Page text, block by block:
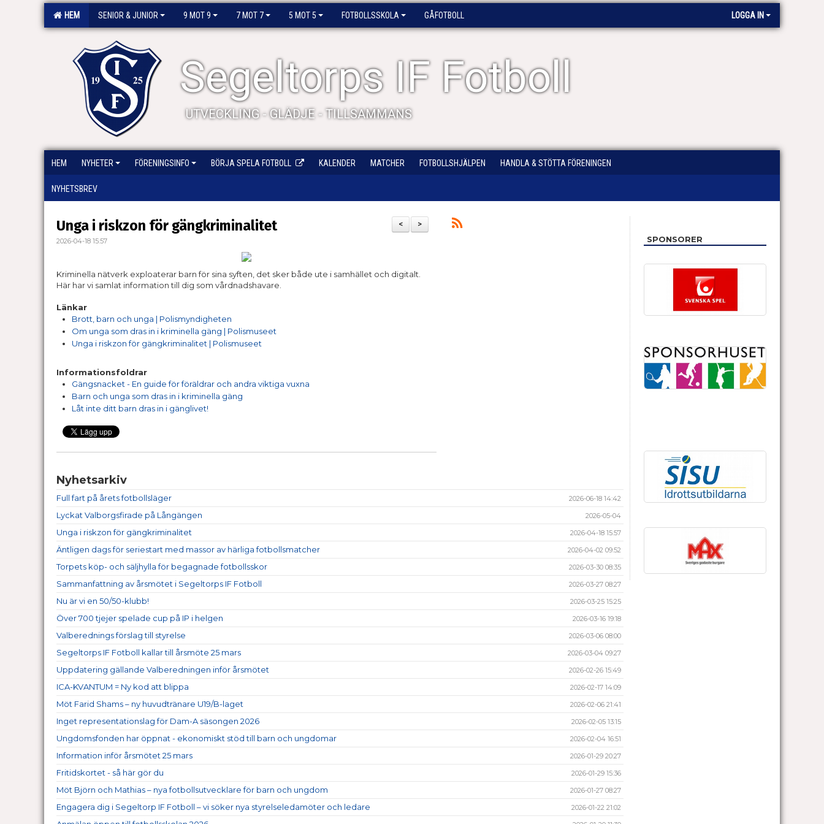
HEM SENIOR & JUNIOR 9 MOT 9 7 MOT 7 5 MOT 5 FOTBOLLSSKOLA GÅFOTBOLL LOGGA IN
Segeltorps IF Fotboll
UTVECKLING - GLÄDJE - TILLSAMMANS
HEM NYHETER FÖRENINGSINFO BÖRJA SPELA FOTBOLL KALENDER MATCHER FOTBOLLSHJÄLPEN HANDLA & STÖTTA FÖRENINGEN
NYHETSBREV
>
<
Unga i riskzon för gängkriminalitet
2026-04-18 15:57
Kriminella nätverk exploaterar barn för sina syften, det sker både ute i samhället och digitalt.
Här har vi samlat information till dig som vårdnadshavare.
Länkar
Brott, barn och unga | Polismyndigheten
Om unga som dras in i kriminella gäng | Polismuseet
Unga i riskzon för gängkriminalitet | Polismuseet
Informationsfoldrar
Gängsnacket - En guide för föräldrar och andra viktiga vuxna
Barn och unga som dras in i kriminella gäng
Låt inte ditt barn dras in i gänglivet!
Nyhetsarkiv
Full fart på årets fotbollsläger 2026-06-18 14:42
Lyckat Valborgsfirade på Långängen 2026-05-04
Unga i riskzon för gängkriminalitet 2026-04-18 15:57
Äntligen dags för seriestart med massor av härliga fotbollsmatcher 2026-04-02 09:52
Torpets köp- och säljhylla för begagnade fotbollsskor 2026-03-30 08:35
Sammanfattning av årsmötet i Segeltorps IF Fotboll 2026-03-27 08:27
Nu är vi en 50/50-klubb! 2026-03-25 15:25
Över 700 tjejer spelade cup på IP i helgen 2026-03-16 19:18
Valberednings förslag till styrelse 2026-03-06 08:00
Segeltorps IF Fotboll kallar till årsmöte 25 mars 2026-03-04 09:27
Uppdatering gällande Valberedningen inför årsmötet 2026-02-26 15:49
ICA-KVANTUM = Ny kod att blippa 2026-02-17 14:09
Möt Farid Shams – ny huvudtränare U19/B-laget 2026-02-06 21:41
Inget representationslag för Dam-A säsongen 2026 2026-02-05 13:15
Ungdomsfonden har öppnat - ekonomiskt stöd till barn och ungdomar 2026-02-04 16:51
Information inför årsmötet 25 mars 2026-01-29 20:27
Fritidskortet - så här gör du 2026-01-29 15:36
Möt Björn och Mathias – nya fotbollsutvecklare för barn och ungdom 2026-01-27 08:27
Engagera dig i Segeltorp IF Fotboll – vi söker nya styrelseledamöter och ledare 2026-01-22 21:02
SPONSORER